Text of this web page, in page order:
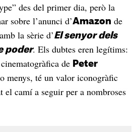
des del primer dia, però la
sobre l’anunci d’Amazon de
la sèrie d’El senyor dels
poder. Els dubtes eren legítims:
de Peter
menys, té un valor iconogràfic
camí a seguir per a nombroses